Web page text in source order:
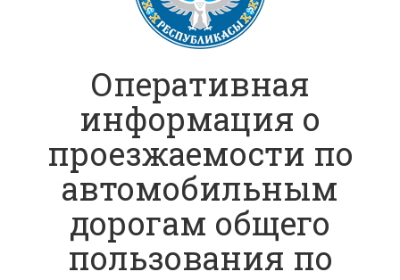
Оперативная
информация о
проезжаемости по
автомобильным
дорогам общего
пользования по